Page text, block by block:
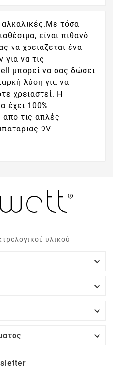
αλκαλικές.Με τόσα
είναι πιθανό
να χρειάζεται ένα
να τις
μπορεί να σας δώσει
λύση για να
χρειαστεί. Η
έχει 100%
απο τις απλές
9V
υλικού



